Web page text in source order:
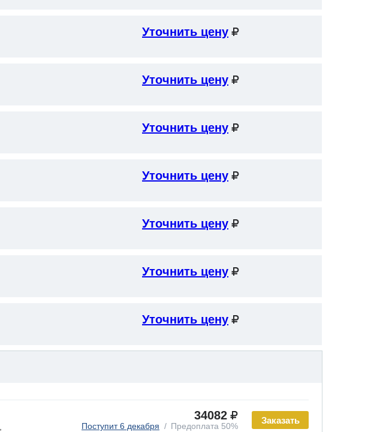
Уточнить цену
Уточнить цену
Уточнить цену
Уточнить цену
Уточнить цену
Уточнить цену
Уточнить цену
Заказать
34082
Поступит 6 декабря Предоплата 50%